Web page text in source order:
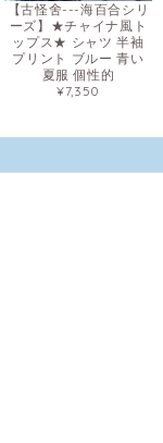
【古怪舍---海百合シリ
ーズ】★チャイナ風ト
ップス★ シャツ 半袖
プリント ブルー 青い
夏服 個性的
¥7,350